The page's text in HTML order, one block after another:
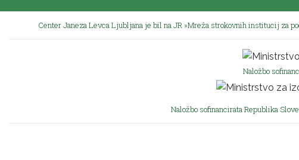
Center Janeza Levca Ljubljana je bil na JR »Mreža strokovnih institucij za
Naložbo
Naložbo sofinancirata Republika